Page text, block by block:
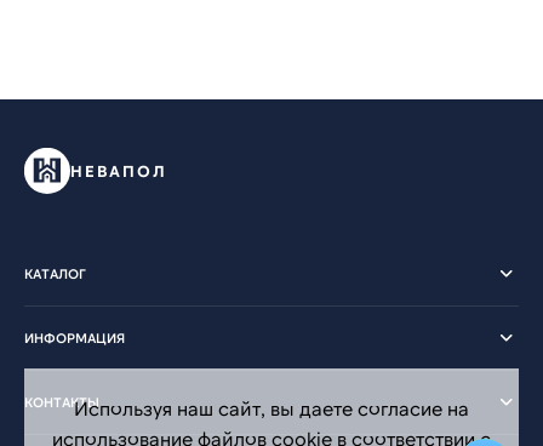
НЕВАПОЛ
КАТАЛОГ
ИНФОРМАЦИЯ
КОНТАКТЫИспользуя наш сайт, вы даете согласие на
использование файлов cookie в соответствии с